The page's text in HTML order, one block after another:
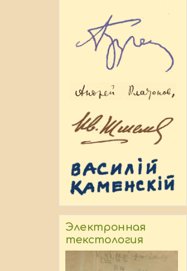
Электронная
текстология